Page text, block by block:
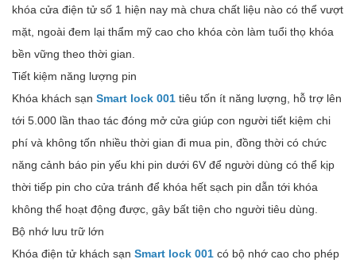
khóa cửa điện tử số 1 hiện nay mà chưa chất liệu nào có thể vượt
mặt, ngoài đem lại thẩm mỹ cao cho khóa còn làm tuổi thọ khóa
bền vững theo thời gian.
Tiết kiệm năng lượng pin
Khóa khách sạn Smart lock 001 tiêu tốn ít năng lượng, hỗ trợ lên
tới 5.000 lần thao tác đóng mở cửa giúp con người tiết kiệm chi
phí và không tốn nhiều thời gian đi mua pin, đồng thời có chức
năng cảnh báo pin yếu khi pin dưới 6V để người dùng có thể kịp
thời tiếp pin cho cửa tránh để khóa hết sạch pin dẫn tới khóa
không thể hoạt động được, gây bất tiện cho người tiêu dùng.
Bộ nhớ lưu trữ lớn
Khóa điện tử khách sạn Smart lock 001 có bộ nhớ cao cho phép